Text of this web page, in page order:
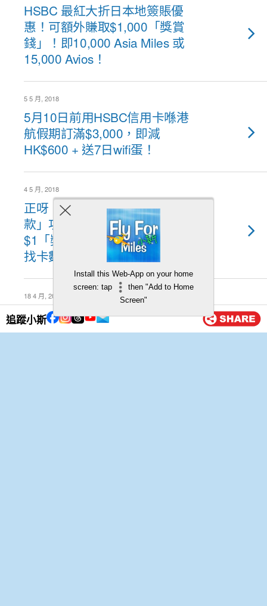
追蹤小斯
HSBC 最紅大折日本地簽賬優
惠！可額外賺取$1,000「獎賞
錢」！即10,000 Asia Miles 或
15,000 Avios！
5 5 月, 2018
5月10日前用HSBC信用卡喺港
航假期訂滿$3,000，即減
HK$600 + 送7日wifi蛋！
4 5 月, 2018
正呀！用滙豐 Reward+「賞付
款」功能繳付指定商戶交易，
$1「獎賞錢」可以當港幣2蚊咁
找卡數！
18 4 月, 2018
滙豐HSBC信用卡感應式付款
(payWave/ 手機付款)優惠！
Install this Web-App on your home
screen: tap
then "Add to Home
Screen"